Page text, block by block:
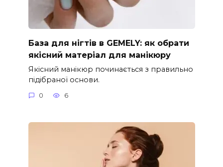
База для нігтів в GEMELY: як обрати
якісний матеріал для манікюру
Якісний манікюр починається з правильно
підібраної основи.
0 6